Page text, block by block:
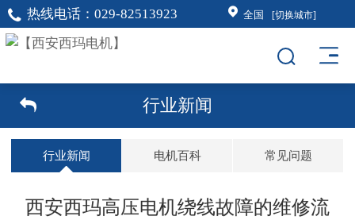
热线电话： 029-82513923 全国 [切换城市]
行业新闻
行业新闻 电机百科 常见问题
西安西玛高压电机绕线故障的维修流